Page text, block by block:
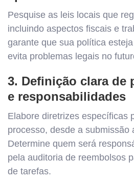
Pesquise as leis locais que
incluindo aspectos fiscais e
garante que sua política
evita problemas legais no
3. Definição clara de
e responsabilidades
Elabore diretrizes específicas
processo, desde a submissão
Determine quem será
pela auditoria de reembolsos
de tarefas.